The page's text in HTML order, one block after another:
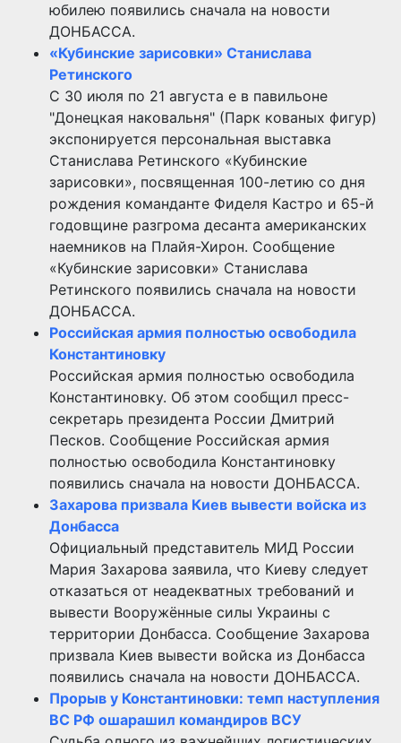
юбилею появились сначала на новости
ДОНБАССА.
«Кубинские зарисовки» Станислава
Ретинского
С 30 июля по 21 августа е в павильоне
"Донецкая наковальня" (Парк кованых фигур)
экспонируется персональная выставка
Станислава Ретинского «Кубинские
зарисовки», посвященная 100-летию со дня
рождения команданте Фиделя Кастро и 65-й
годовщине разгрома десанта американских
наемников на Плайя-Хирон. Сообщение
«Кубинские зарисовки» Станислава
Ретинского появились сначала на новости
ДОНБАССА.
Российская армия полностью освободила
Константиновку
Российская армия полностью освободила
Константиновку. Об этом сообщил пресс-
секретарь президента России Дмитрий
Песков. Сообщение Российская армия
полностью освободила Константиновку
появились сначала на новости ДОНБАССА.
Захарова призвала Киев вывести войска из
Донбасса
Официальный представитель МИД России
Мария Захарова заявила, что Киеву следует
отказаться от неадекватных требований и
вывести Вооружённые силы Украины с
территории Донбасса. Сообщение Захарова
призвала Киев вывести войска из Донбасса
появились сначала на новости ДОНБАССА.
Прорыв у Константиновки: темп наступления
ВС РФ ошарашил командиров ВСУ